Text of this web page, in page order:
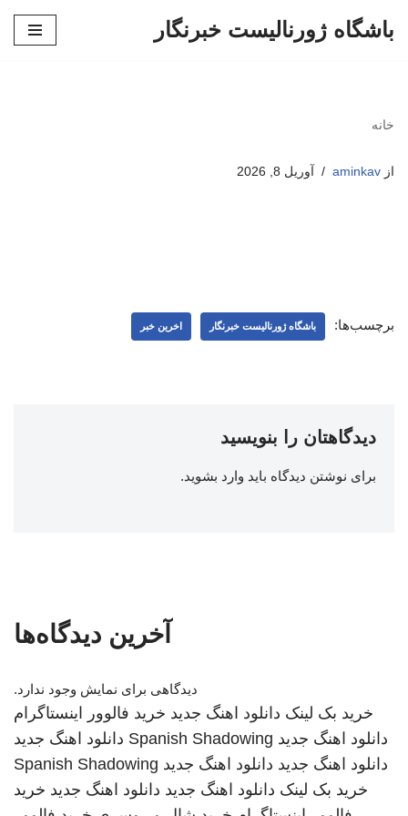
باشگاه ژورنالیست خبرنگار
خانه
از aminkav آوریل 8, 2026
برچسب‌ها: باشگاه ژورنالیست خبرنگار اخرین خبر
دیدگاهتان را بنویسید
برای نوشتن دیدگاه باید وارد بشوید.
آخرین دیدگاه‌ها
دیدگاهی برای نمایش وجود ندارد.
خرید بک لینک دانلود اهنگ جدید خرید فالوور اینستاگرام
دانلود اهنگ جدید Spanish Shadowing دانلود اهنگ جدید
دانلود اهنگ جدید دانلود اهنگ جدید Spanish Shadowing
خرید بک لینک دانلود اهنگ جدید دانلود اهنگ جدید خرید